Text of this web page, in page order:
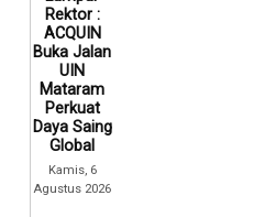
Rektor :
ACQUIN
Buka Jalan
UIN
Mataram
Perkuat
Daya Saing
Global
Kamis, 6
Agustus 2026